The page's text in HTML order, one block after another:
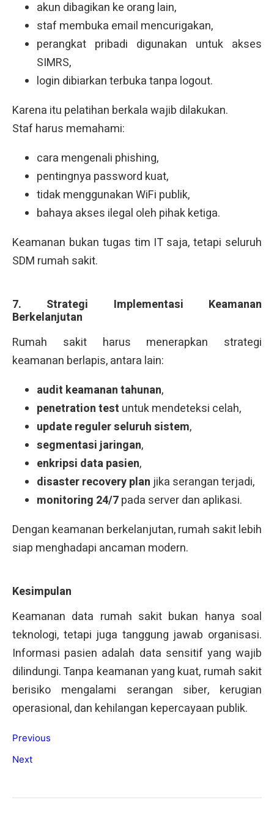
akun dibagikan ke orang lain,
staf membuka email mencurigakan,
perangkat pribadi digunakan untuk akses
SIMRS,
login dibiarkan terbuka tanpa logout.
Karena itu pelatihan berkala wajib dilakukan.
Staf harus memahami:
cara mengenali phishing,
pentingnya password kuat,
tidak menggunakan WiFi publik,
bahaya akses ilegal oleh pihak ketiga.
Keamanan bukan tugas tim IT saja, tetapi seluruh
SDM rumah sakit.
7. Strategi Implementasi Keamanan
Berkelanjutan
Rumah sakit harus menerapkan strategi
keamanan berlapis, antara lain:
audit keamanan tahunan,
penetration test untuk mendeteksi celah,
update reguler seluruh sistem,
segmentasi jaringan,
enkripsi data pasien,
disaster recovery plan jika serangan terjadi,
monitoring 24/7pada server dan aplikasi.
Dengan keamanan berkelanjutan, rumah sakit lebih
siap menghadapi ancaman modern.
Kesimpulan
Keamanan data rumah sakit bukan hanya soal
teknologi, tetapi juga tanggung jawab organisasi.
Informasi pasien adalah data sensitif yang wajib
dilindungi. Tanpa keamanan yang kuat, rumah sakit
berisiko mengalami serangan siber, kerugian
operasional, dan kehilangan kepercayaan publik.
Previous
Next